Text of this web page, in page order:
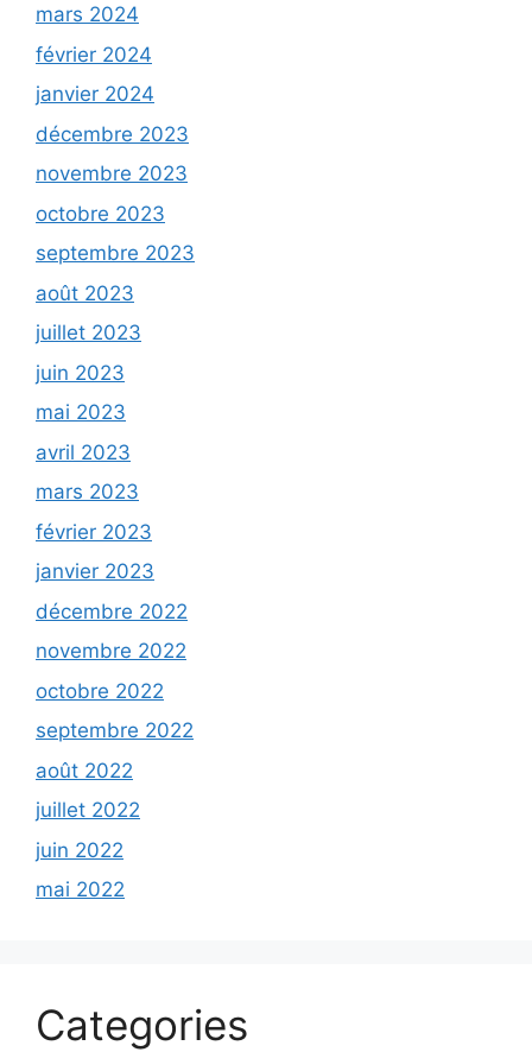
mars 2024
février 2024
janvier 2024
décembre 2023
novembre 2023
octobre 2023
septembre 2023
août 2023
juillet 2023
juin 2023
mai 2023
avril 2023
mars 2023
février 2023
janvier 2023
décembre 2022
novembre 2022
octobre 2022
septembre 2022
août 2022
juillet 2022
juin 2022
mai 2022
Categories